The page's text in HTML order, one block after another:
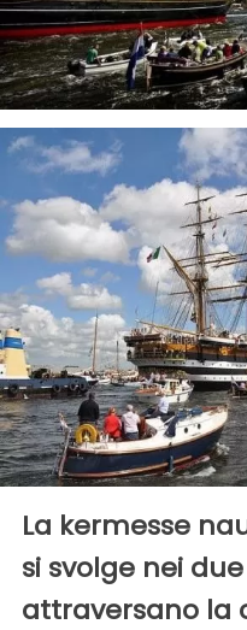
La kermesse
si svolge nei
attraversano la